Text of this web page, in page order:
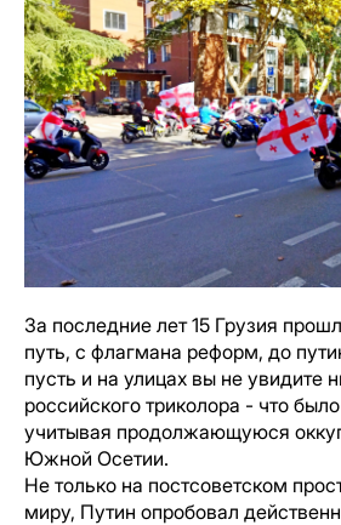
За последние лет 15 Грузия
путь, с флагмана реформ, до
пусть и на улицах вы не увидите
российского триколора - что
учитывая продолжающуюся
Южной Осетии.
Не только на постсоветском
миру, Путин опробовал